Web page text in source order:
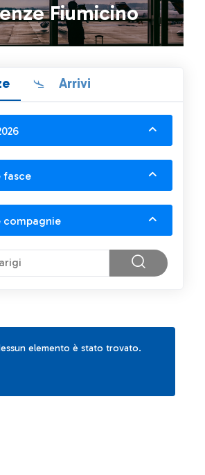
Fiumicino
Arrivi
fasce
compagnie
elemento è stato trovato.